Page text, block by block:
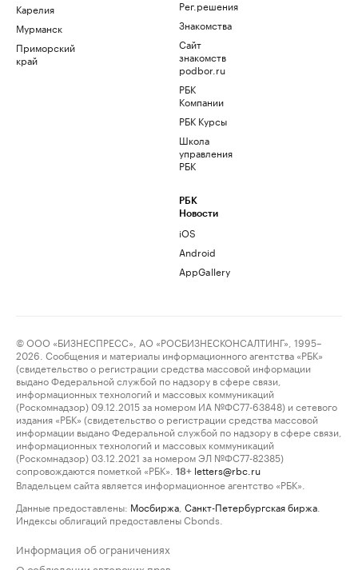
Карелия
Мурманск
Приморский
край
Рег.решения
Знакомства
Сайт
знакомств
podbor.ru
РБК
Компании
РБК Курсы
Школа
управления
РБК
РБК
Новости
iOS
Android
AppGallery
© ООО «БИЗНЕСПРЕСС», АО «РОСБИЗНЕСКОНСАЛТИНГ», 1995–
2026. Сообщения и материалы информационного агентства «РБК»
(свидетельство о регистрации средства массовой информации
выдано Федеральной службой по надзору в сфере связи,
информационных технологий и массовых коммуникаций
(Роскомнадзор) 09.12.2015 за номером ИА №ФС77-63848) и сетевого
издания «РБК» (свидетельство о регистрации средства массовой
информации выдано Федеральной службой по надзору в сфере связи,
информационных технологий и массовых коммуникаций
(Роскомнадзор) 03.12.2021 за номером ЭЛ №ФС77-82385)
сопровождаются пометкой «РБК».
18+ letters@rbc.ru
Владельцем сайта является информационное агентство «РБК».
Данные предоставлены: Мосбиржа Санкт-Петербургская биржа
Индексы облигаций предоставлены Cbonds.
Информация об ограничениях